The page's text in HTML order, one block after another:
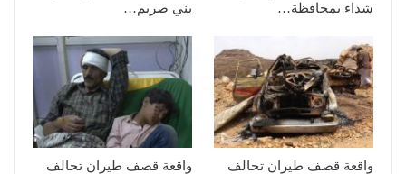
شداء بمحافظة…
بني صريم…
واقعة قصف طيران تحالف
واقعة قصف طيران تحالف